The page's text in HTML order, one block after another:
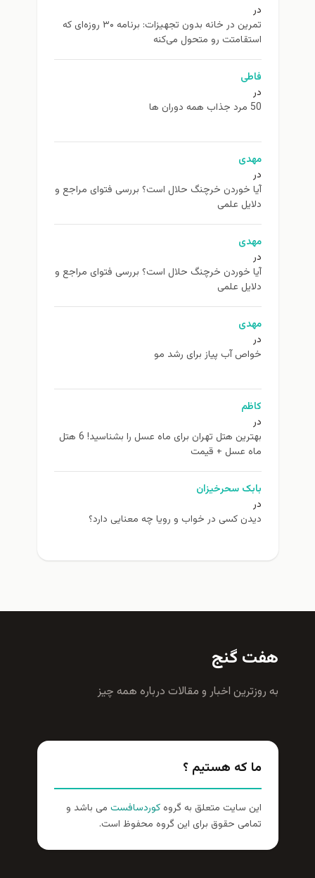
در
تمرین در خانه بدون تجهیزات: برنامه ۳۰ روزه‌ای که
استقامتت رو متحول می‌کنه
فاطی
در
50 مرد جذاب همه دوران ها
مهدی
در
آیا خوردن خرچنگ حلال است؟ بررسی فتوای مراجع و
دلایل علمی
مهدی
در
آیا خوردن خرچنگ حلال است؟ بررسی فتوای مراجع و
دلایل علمی
مهدی
در
خواص آب پیاز برای رشد مو
کاظم
در
بهترین هتل تهران برای ماه عسل را بشناسید! 6 هتل
ماه عسل + قیمت
بابک سحرخیزان
در
دیدن کسی در خواب و رویا چه معنایی دارد؟
هفت گنج
به روزترين اخبار و مقالات درباره همه چيز
ما که هستیم ؟
این سایت متعلق به گروهکوردسافست می باشد و
تمامی حقوق برای این گروه محفوظ است.